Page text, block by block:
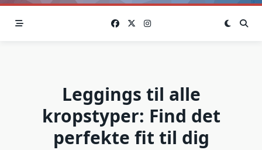
Leggings til alle
kropstyper: Find det
perfekte fit til dig